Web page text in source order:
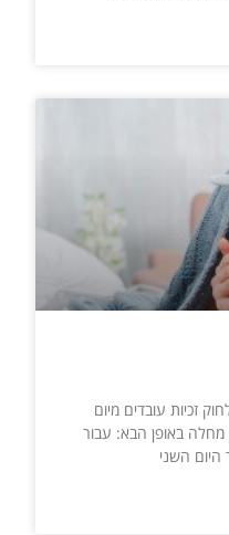
זכיות עובדים מיום
מחלה באופן הבא: עבור
היום השני